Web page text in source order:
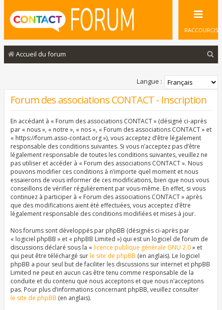
RACCOURCIS
Accueil du forum
c
Langue :
Forum des associations CONTACT - Inscription
En accédant à « Forum des associations CONTACT » (désigné ci-après
par « nous », « notre », « nos », « Forum des associations CONTACT » et
« https://forum.asso-contact.org »), vous acceptez d’être légalement
responsable des conditions suivantes. Si vous n’acceptez pas d’être
légalement responsable de toutes les conditions suivantes, veuillez ne
pas utiliser et accéder à « Forum des associations CONTACT ». Nous
pouvons modifier ces conditions à n’importe quel moment et nous
essaierons de vous informer de ces modifications, bien que nous vous
conseillons de vérifier régulièrement par vous-même. En effet, si vous
continuez à participer à « Forum des associations CONTACT » après
que des modifications aient été effectuées, vous acceptez d’être
légalement responsable des conditions modifiées et mises à jour.
Nos forums sont développés par phpBB (désignés ci-après par
« logiciel phpBB » et « phpBB Limited ») qui est un logiciel de forum de
discussions déclaré sous la « licence publique générale GNU 2.0» et
qui peut être téléchargé surle site de phpBB (en anglais). Le logiciel
phpBB a pour seul but de faciliter les discussions sur internet et phpBB
Limited ne peut en aucun cas être tenu comme responsable de la
conduite et du contenu que nous acceptons et que nous n’acceptons
pas. Pour plus d’informations concernant phpBB, veuillez consulter
le site de phpBB (en anglais).